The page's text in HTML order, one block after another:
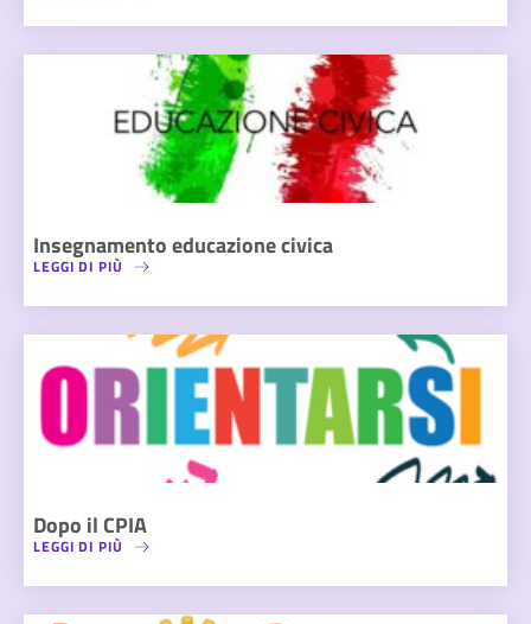
Insegnamento educazione civica
LEGGI DI PIÙ
Dopo il CPIA
LEGGI DI PIÙ